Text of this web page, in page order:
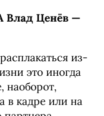
Влад Ценёв —
из-
это иногда
наоборот,
в кадре или на